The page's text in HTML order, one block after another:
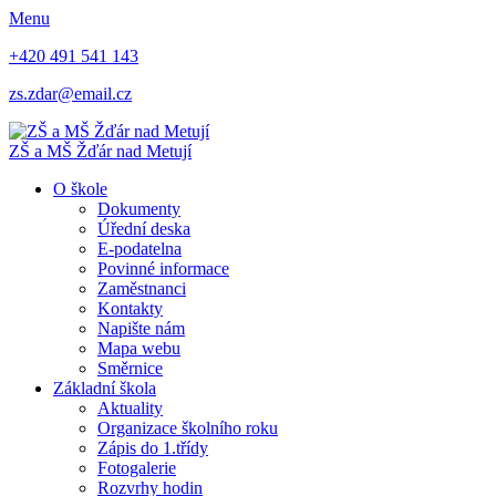
Menu
+420 491 541 143
zs.zdar@email.cz
ZŠ a MŠ Žďár nad Metují
O škole
Dokumenty
Úřední deska
E-podatelna
Povinné informace
Zaměstnanci
Kontakty
Napište nám
Mapa webu
Směrnice
Základní škola
Aktuality
Organizace školního roku
Zápis do 1.třídy
Fotogalerie
Rozvrhy hodin